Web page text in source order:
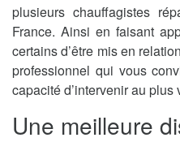
plusieurs chauffagistes
France. Ainsi en faisant
certains d’être mis en
professionnel qui vous
capacité d’intervenir au plus
Une meilleure